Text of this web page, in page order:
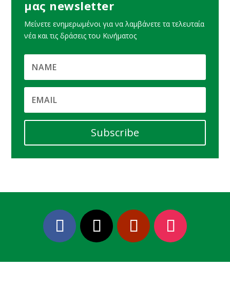
μας newsletter
Μείνετε ενημερωμένοι για να λαμβάνετε τα τελευταία
νέα και τις δράσεις του Κινήματος
Subscribe